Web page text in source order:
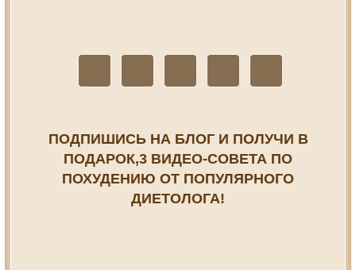
ПОДПИШИСЬ НА БЛОГ И ПОЛУЧИ В
ПОДАРОК,3 ВИДЕО-СОВЕТА ПО
ПОХУДЕНИЮ ОТ ПОПУЛЯРНОГО
ДИЕТОЛОГА!